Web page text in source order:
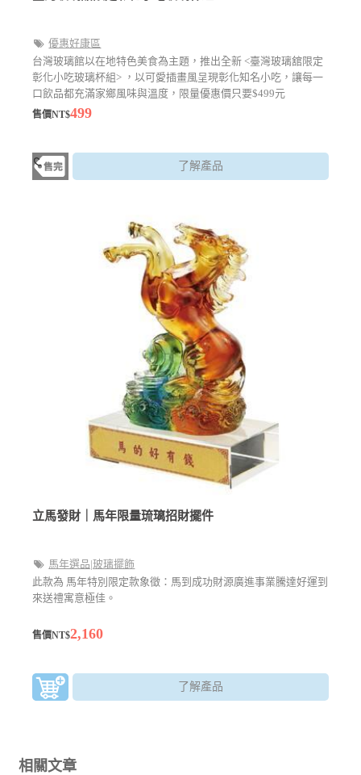
優惠好康區
台灣玻璃館以在地特色美食為主題，推出全新 <臺灣玻璃舘限定
彰化小吃玻璃杯組> ，以可愛插畫風呈現彰化知名小吃，讓每一
口飲品都充滿家鄉風味與溫度，限量優惠價只要$499元
售價NT$499
了解產品
立馬發財｜馬年限量琉璃招財擺件
馬年選品|玻璃擺飾
此款為 馬年特別限定款象徵：馬到成功財源廣進事業騰達好運到
來送禮寓意極佳。
售價NT$2,160
了解產品
相關文章